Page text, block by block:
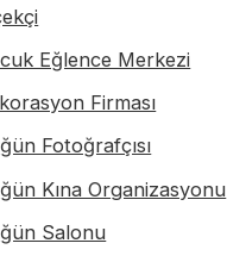
Eğlence Merkezi
Firması
Fotoğrafçısı
Kına Organizasyonu
Salonu